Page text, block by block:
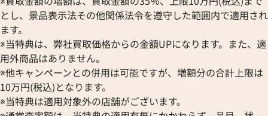
とし、景品表示法その他関係法令を遵守した範囲内で適用され
ます。
※当特典は、弊社買取価格からの金額UPになります。また、適
用外商品はありません。
※他キャンペーンとの併用は可能ですが、増額分の合計上限は
10万円(税込)となります。
※当特典は適用対象外の店舗がございます。